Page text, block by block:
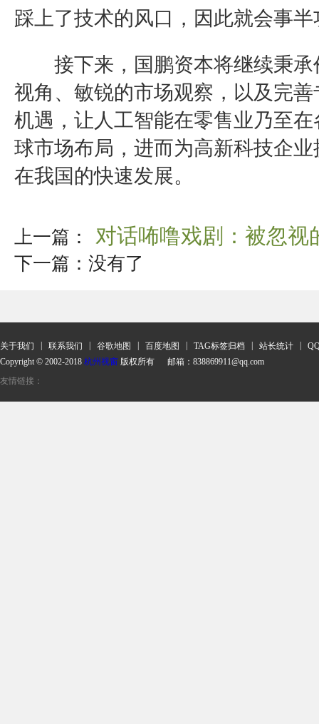
踩上了技术的风口，因此就会事半
接下来，国鹏资本将继续秉承
视角、敏锐的市场观察，以及完
机遇，让人工智能在零售业乃至
球市场布局，进而为高新科技企
在我国的快速发展。
上一篇： 对话咘噜戏剧：被忽
下一篇：没有了
关于我们 联系我们 谷歌地图 百度地图 TAG标签归档 站长统计
Copyright © 2002-2018 杭州视窗 版权所有 邮箱：838869911@qq.com
友情链接：